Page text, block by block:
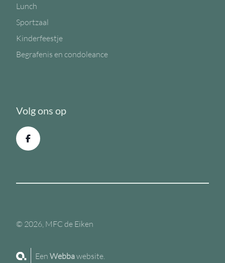
Lunch
Sportzaal
Kinderfeestje
Begrafenis en condoleance
Volg ons op
© 2026, MFC de Eiken
EenWebbawebsite.